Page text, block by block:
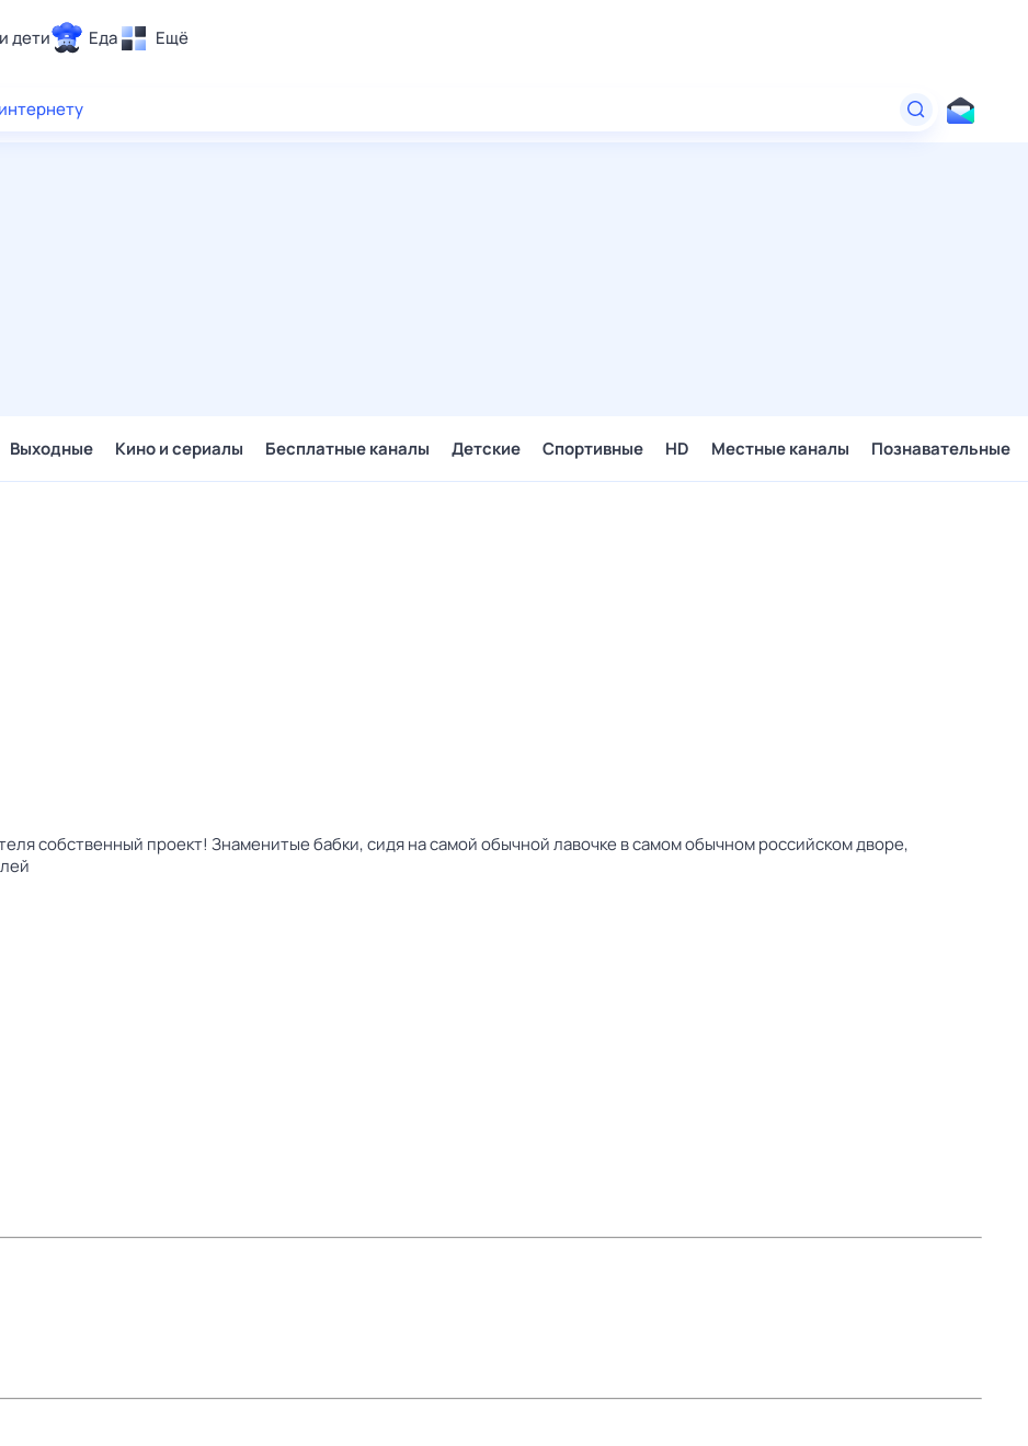
дети Еда Ещё
Выходные Кино и сериалы Бесплатные каналы Детские Спортивные HD Местные каналы Познавательные
собственный проект! Знаменитые бабки, сидя на самой обычной лавочке в самом обычном российском дворе,